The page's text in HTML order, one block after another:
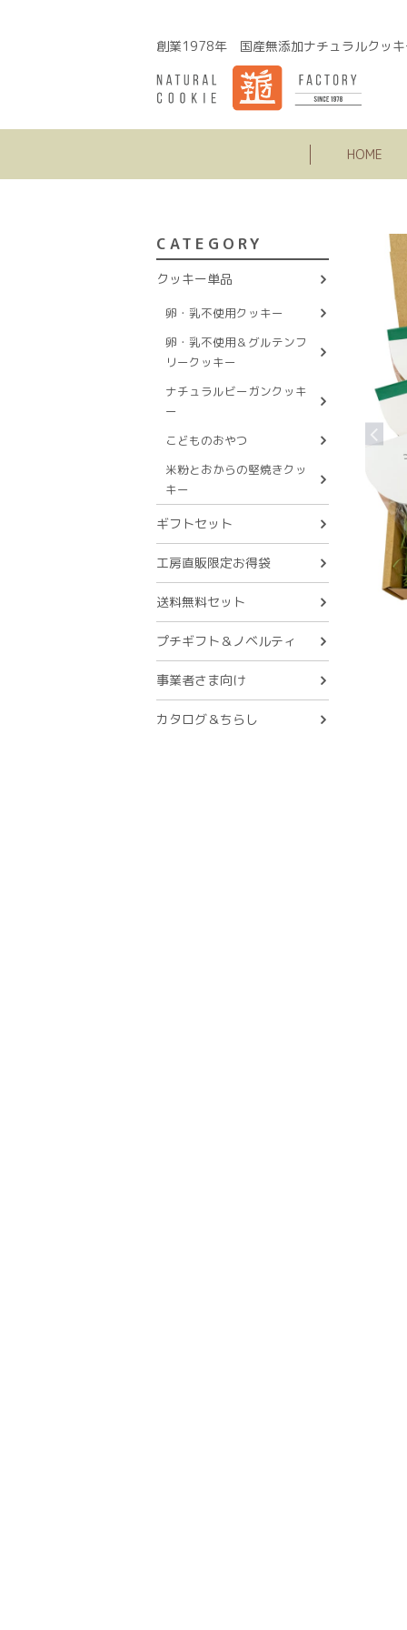
創業1978年 国産無添加ナチュラルクッ
HOME
CATEGORY
クッキー単品
卵・乳不使用クッキー
卵・乳不使用＆グルテンフ
リークッキー
ナチュラルビーガンクッキ
ー
こどものおやつ
米粉とおからの堅焼きクッ
キー
ギフトセット
工房直販限定お得袋
送料無料セット
プチギフト＆ノベルティ
事業者さま向け
カタログ＆ちらし